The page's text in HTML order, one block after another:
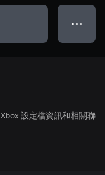
● ● ●
設定檔資訊和相關聯